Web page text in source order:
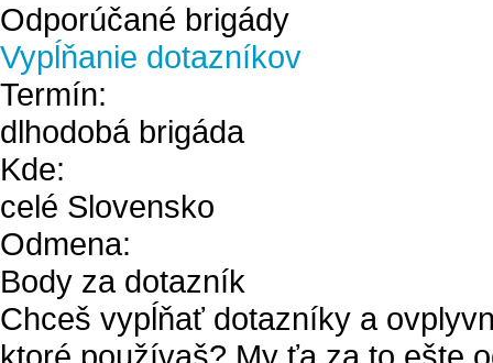
Odporúčané brigády
Vypĺňanie dotazníkov
Termín:
dlhodobá brigáda
Kde:
celé Slovensko
Odmena:
Body za dotazník
Chceš vypĺňať dotazníky a